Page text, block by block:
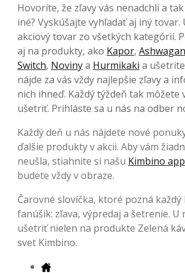
Hovoríte, že zľavy vás nenadchli a
iné? Vyskúšajte vyhľadať aj iný tovar.
akciový tovar zo všetkých kategórií.
aj na produkty, ako Kapor,
Switch, Novinya Hurmikaki a
nájde za vás vždy najlepšie zľavy a
nich ihneď. Každý týždeň tak môžete
ušetriť. Prihláste sa u nás na odber
Každý deň u nás nájdete nové
ďalšie produkty v akcii. Aby vám
neušla, stiahnite si našu Kimbino app
budete vždy v obraze.
Čarovné slovíčka, ktoré pozná každý
fanúšik: zľava, výpredaj a šetrenie. U
ušetriť nielen na produkte Zelená
svet Kimbino.